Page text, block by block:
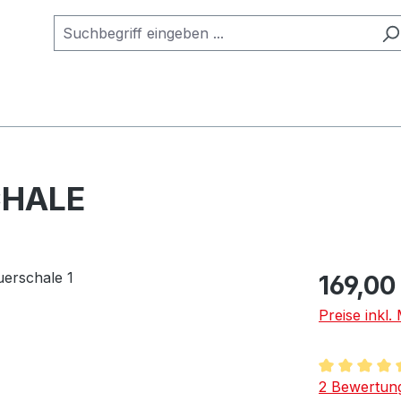
Preise inkl.
2